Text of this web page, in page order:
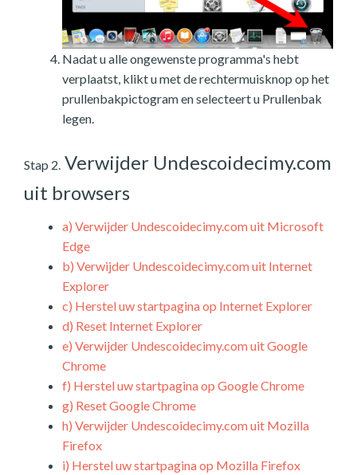
Nadat u alle ongewenste programma's hebt
verplaatst, klikt u met de rechtermuisknop op het
prullenbakpictogram en selecteert u Prullenbak
legen.
Stap 2. Verwijder Undescoidecimy.com
uit browsers
a) Verwijder Undescoidecimy.com uit Microsoft
Edge
b) Verwijder Undescoidecimy.com uit Internet
Explorer
c) Herstel uw startpagina op Internet Explorer
d) Reset Internet Explorer
e) Verwijder Undescoidecimy.com uit Google
Chrome
f) Herstel uw startpagina op Google Chrome
g) Reset Google Chrome
h) Verwijder Undescoidecimy.com uit Mozilla
Firefox
i) Herstel uw startpagina op Mozilla Firefox